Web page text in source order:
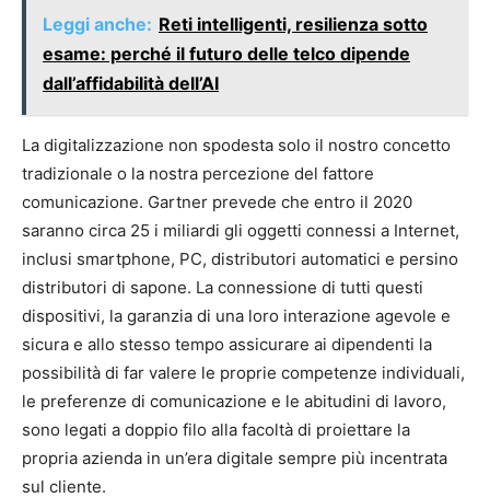
Leggi anche: Reti intelligenti, resilienza sotto
esame: perché il futuro delle telco dipende
dall’affidabilità dell’AI
La digitalizzazione non spodesta solo il nostro concetto
tradizionale o la nostra percezione del fattore
comunicazione. Gartner prevede che entro il 2020
saranno circa 25 i miliardi gli oggetti connessi a Internet,
inclusi smartphone, PC, distributori automatici e persino
distributori di sapone. La connessione di tutti questi
dispositivi, la garanzia di una loro interazione agevole e
sicura e allo stesso tempo assicurare ai dipendenti la
possibilità di far valere le proprie competenze individuali,
le preferenze di comunicazione e le abitudini di lavoro,
sono legati a doppio filo alla facoltà di proiettare la
propria azienda in un’era digitale sempre più incentrata
sul cliente.